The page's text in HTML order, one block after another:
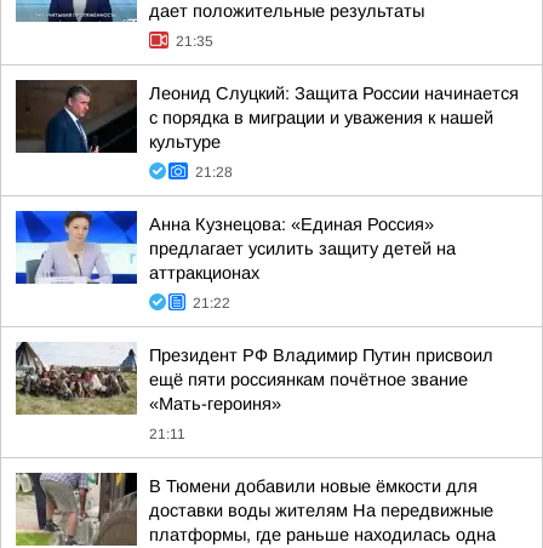
дает положительные результаты
21:35
Леонид Слуцкий: Защита России начинается
с порядка в миграции и уважения к нашей
культуре
21:28
Анна Кузнецова: «Единая Россия»
предлагает усилить защиту детей на
аттракционах
21:22
Президент РФ Владимир Путин присвоил
ещё пяти россиянкам почётное звание
«Мать-героиня»
21:11
В Тюмени добавили новые ёмкости для
доставки воды жителям На передвижные
платформы, где раньше находилась одна